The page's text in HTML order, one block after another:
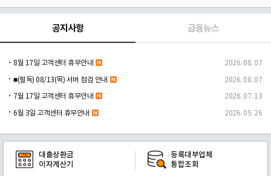
공지사항 금융뉴스
8월 17일 고객센터 휴무안내 2026. 08. 07
■(필독) 08/13(목) 서버 점검 안내 2026. 08. 07
7월 17일 고객센터 휴무안내 2026. 07. 13
6월 3일 고객센터 휴무안내 2026. 05. 26
대출상환금
이자계산기
등록대부업체
통합조회